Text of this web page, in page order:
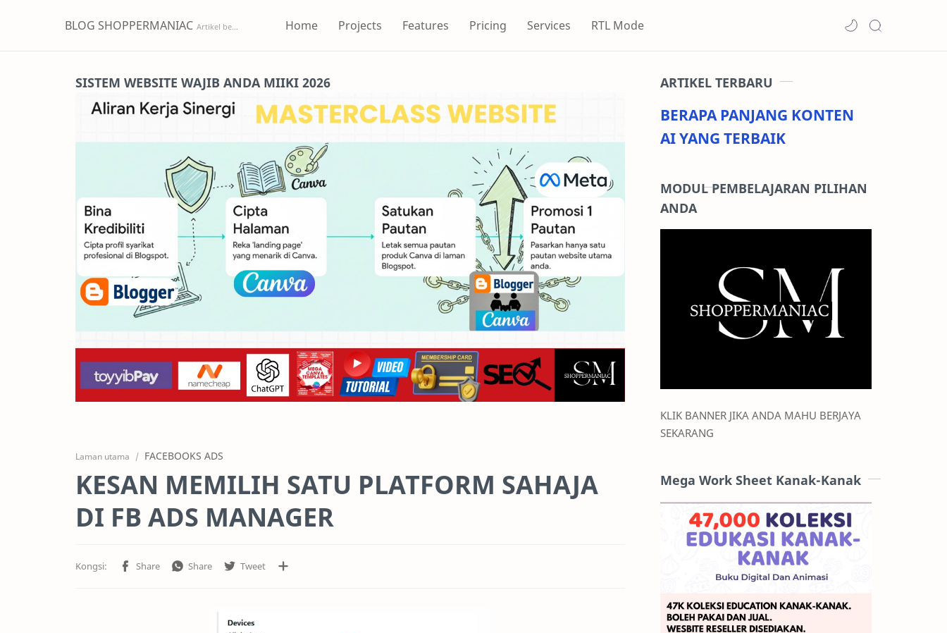
BLOG SHOPPERMANIAC Home Projects Features Pricing Services RTL Mode
SISTEM WEBSITE WAJIB ANDA MIIKI 2026
Laman utama FACEBOOKS ADS
KESAN MEMILIH SATU PLATFORM SAHAJA
DI FB ADS MANAGER
ARTIKEL TERBARU
BERAPA PANJANG KONTEN
AI YANG TERBAIK
MODUL PEMBELAJARAN PILIHAN
ANDA
KLIK BANNER JIKA ANDA MAHU BERJAYA
SEKARANG
Mega Work Sheet Kanak-Kanak